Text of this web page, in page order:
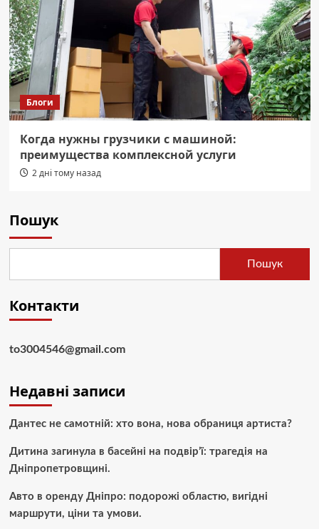
Блоги
Когда нужны грузчики с машиной:
преимущества комплексной услуги
2 дні тому назад
Пошук
Пошук
Контакти
to3004546@gmail.com
Недавні записи
Дантес не самотній: хто вона, нова обраниця артиста?
Дитина загинула в басейні на подвір’ї: трагедія на
Дніпропетровщині.
Авто в оренду Дніпро: подорожі областю, вигідні
маршрути, ціни та умови.